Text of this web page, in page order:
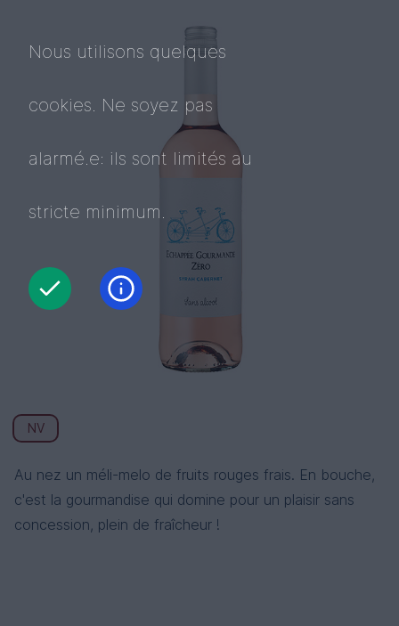
NV
Au nez un méli-melo de fruits rouges frais. En bouche,
c'est la gourmandise qui domine pour un plaisir sans
concession, plein de fraîcheur !
Nous utilisons quelques
cookies. Ne soyez pas
alarmé.e: ils sont limités au
stricte minimum.